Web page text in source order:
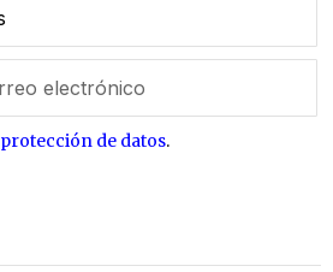
protección de datos.